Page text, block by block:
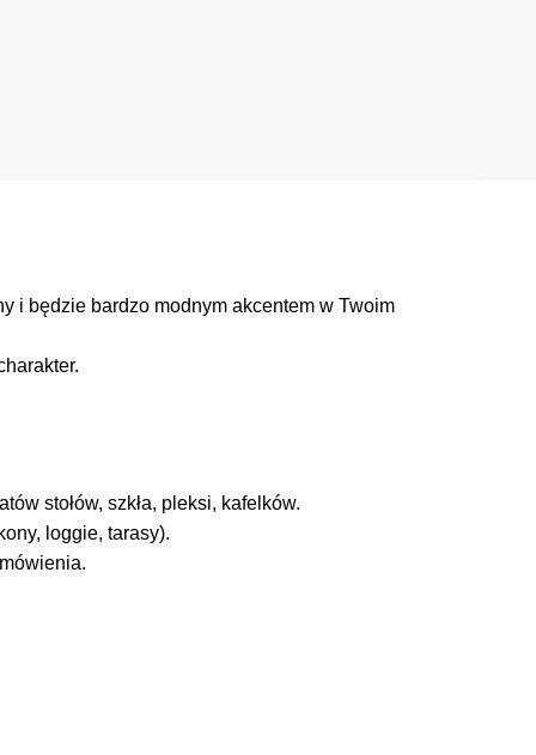
i będzie bardzo modnym akcentem w Twoim
stołów, szkła, pleksi, kafelków.
loggie, tarasy).